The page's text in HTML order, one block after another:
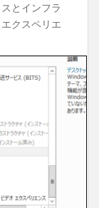
とインフラ
クスペリエ